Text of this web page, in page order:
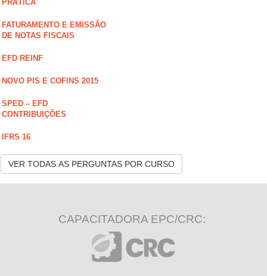
PRÁTICA
FATURAMENTO E EMISSÃO
DE NOTAS FISCAIS
EFD REINF
NOVO PIS E COFINS 2015
SPED – EFD
CONTRIBUIÇÕES
IFRS 16
VER TODAS AS PERGUNTAS POR CURSO
CAPACITADORA EPC/CRC: